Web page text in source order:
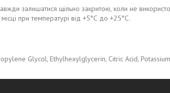
залишатися щільно закритою, коли не
при температурі від +5°С до +25°С.
Glycol, Ethylhexylglycerin, Citric Acid,